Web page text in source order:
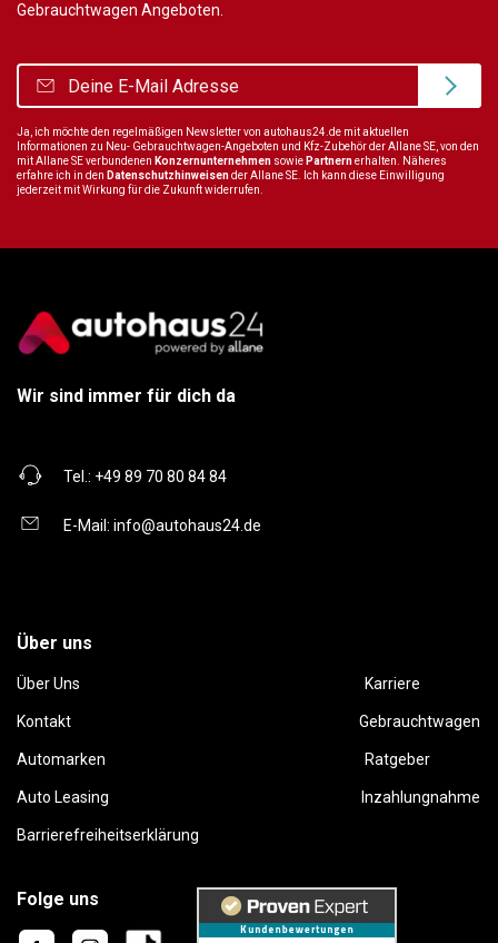
Gebrauchtwagen Angeboten.
Ja, ich möchte den regelmäßigen Newsletter von autohaus24.de mit aktuellen
Informationen zu Neu- Gebrauchtwagen-Angeboten und Kfz-Zubehör der Allane SE, von den
mit Allane SE verbundenen Konzernunternehmen sowie Partnernerhalten. Näheres
erfahre ich in den Datenschutzhinweisender Allane SE. Ich kann diese Einwilligung
jederzeit mit Wirkung für die Zukunft widerrufen.
Wir sind immer für dich da
Tel.: +49 89 70 80 84 84
E-Mail: info@autohaus24.de
Über uns
Über Uns Karriere
Kontakt Gebrauchtwagen
Automarken Ratgeber
Auto Leasing Inzahlungnahme
Barrierefreiheitserklärung
Folge uns